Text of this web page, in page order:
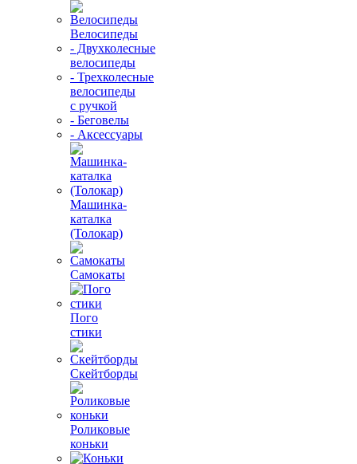
Велосипеды
- Двухколесные
велосипеды
- Трехколесные
велосипеды
с ручкой
- Беговелы
- Аксессуары
Машинка-
каталка
(Толокар)
Самокаты
Пого
стики
Скейтборды
Роликовые
коньки